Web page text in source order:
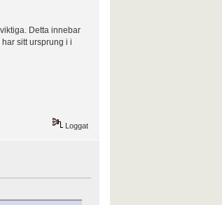
Detta innebar
sitt ursprung i i
Loggat